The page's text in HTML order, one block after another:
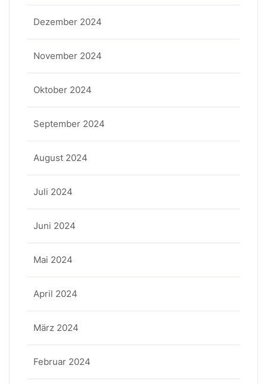
Dezember 2024
November 2024
Oktober 2024
September 2024
August 2024
Juli 2024
Juni 2024
Mai 2024
April 2024
März 2024
Februar 2024